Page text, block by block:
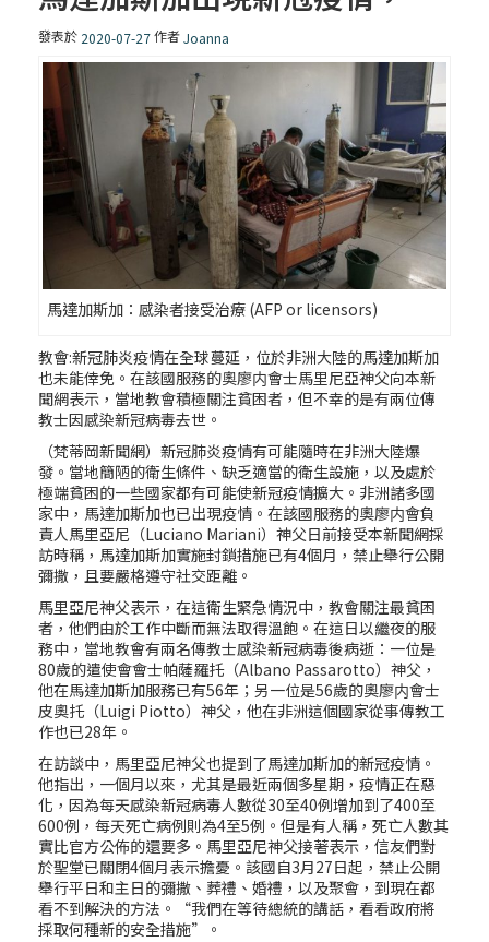
發表於 2020-07-27作者 Joanna
馬達加斯加：感染者接受治療 (AFP or licensors)
教會:新冠肺炎疫情在全球蔓延，位於非洲大陸的馬達加斯加
也未能倖免。在該國服務的奧廖内會士馬里尼亞神父向本新
聞網表示，當地教會積極關注貧困者，但不幸的是有兩位傳
教士因感染新冠病毒去世。
（梵蒂岡新聞網）新冠肺炎疫情有可能隨時在非洲大陸爆
發。當地簡陋的衛生條件、缺乏適當的衛生設施，以及處於
極端貧困的一些國家都有可能使新冠疫情擴大。非洲諸多國
家中，馬達加斯加也已出現疫情。在該國服務的奧廖内會負
責人馬里亞尼（Luciano Mariani）神父日前接受本新聞網採
訪時稱，馬達加斯加實施封鎖措施已有4個月，禁止舉行公開
彌撒，且要嚴格遵守社交距離。
馬里亞尼神父表示，在這衛生緊急情況中，教會關注最貧困
者，他們由於工作中斷而無法取得溫飽。在這日以繼夜的服
務中，當地教會有兩名傳教士感染新冠病毒後病逝：一位是
80歲的遣使會會士帕薩羅托（Albano Passarotto）神父，
他在馬達加斯加服務已有56年；另一位是56歲的奧廖内會士
皮奧托（Luigi Piotto）神父，他在非洲這個國家從事傳教工
作也已28年。
在訪談中，馬里亞尼神父也提到了馬達加斯加的新冠疫情。
他指出，一個月以來，尤其是最近兩個多星期，疫情正在惡
化，因為每天感染新冠病毒人數從30至40例增加到了400至
600例，每天死亡病例則為4至5例。但是有人稱，死亡人數其
實比官方公佈的還要多。馬里亞尼神父接著表示，信友們對
於聖堂已關閉4個月表示擔憂。該國自3月27日起，禁止公開
舉行平日和主日的彌撒、葬禮、婚禮，以及聚會，到現在都
看不到解決的方法。“我們在等待總統的講話，看看政府將
採取何種新的安全措施”。